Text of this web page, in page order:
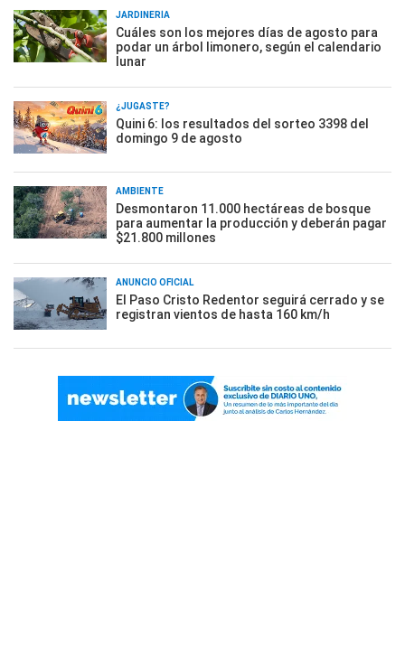
JARDINERÍA
Cuáles son los mejores días de agosto para
podar un árbol limonero, según el calendario
lunar
¿JUGASTE?
Quini 6: los resultados del sorteo 3398 del
domingo 9 de agosto
AMBIENTE
Desmontaron 11.000 hectáreas de bosque
para aumentar la producción y deberán pagar
$21.800 millones
ANUNCIO OFICIAL
El Paso Cristo Redentor seguirá cerrado y se
registran vientos de hasta 160 km/h